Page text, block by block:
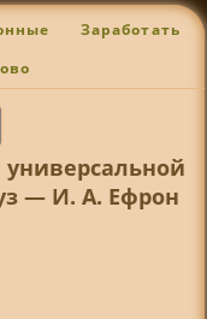
Заработать
универсальной
— И. А. Ефрон